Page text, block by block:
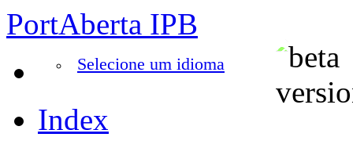
PortAberta IPB
Selecione um idioma
Index